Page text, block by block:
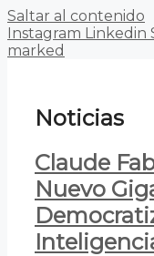
Saltar al contenido
Instagram Linkedin
marked
Noticias
Claude
Nuevo